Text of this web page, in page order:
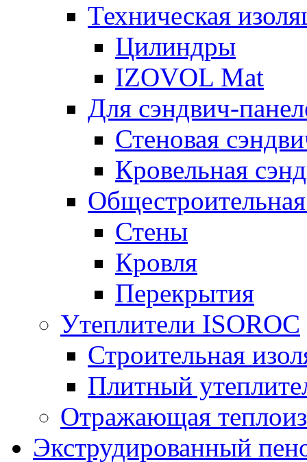
Техническая
Цилиндры
IZOVOL Mat
Для сэндвич-
Стеновая
Кровельная
Стены
Кровля
Перекрытия
Утеплители ISOROC
Строительная
Плитный
Отражающая
Экструдированный